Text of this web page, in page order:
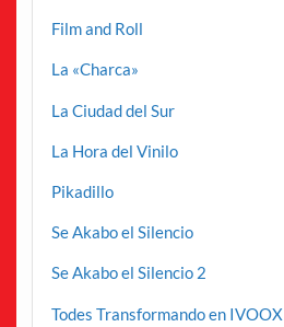
Film and Roll
La «Charca»
La Ciudad del Sur
La Hora del Vinilo
Pikadillo
Se Akabo el Silencio
Se Akabo el Silencio 2
Todes Transformando en IVOOX